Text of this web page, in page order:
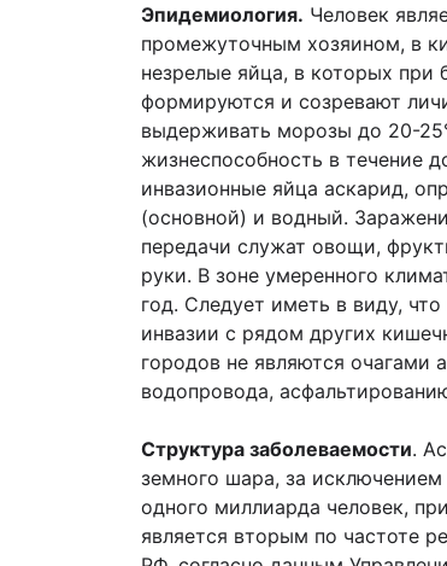
Эпидемиология. Человек
промежуточным хозяином, в
незрелые яйца, в которых при
формируются и созревают
выдерживать морозы до 20-
жизнеспособность в течение
инвазионные яйца аскарид,
(основной) и водный.
передачи служат овощи,
руки. В зоне умеренного
год. Следует иметь в виду,
инвазии с рядом других
городов не являются очагами
водопровода,
Структура заболеваемости.
земного шара, за
одного миллиарда человек,
является вторым по частоте